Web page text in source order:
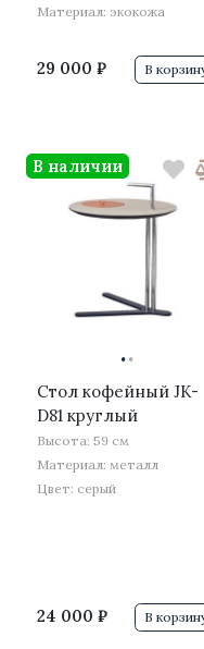
Материал: экокожа
29 000 ₽ В
··
Стол кофейный JK-
D81 круглый
Высота: 59 см
Материал: металл
Цвет: серый
24 000 ₽
В наличии
В